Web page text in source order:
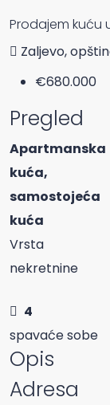
Prodajem kuću
Zaljevo,
€680.000
Pregled
Apartmanska
kuća,
samostojeća
kuća
Vrsta
nekretnine
4
spavaće sobe
Opis
Adresa